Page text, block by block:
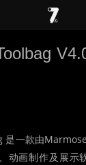
一款由
动画制作及展示